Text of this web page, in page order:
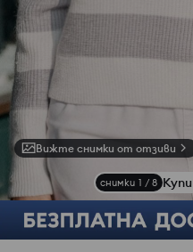
Вижте снимки от отзиви
снимки 1 / 8